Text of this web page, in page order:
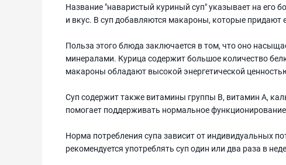
Название "наваристый куриный суп" указывает на
и вкус. В суп добавляются макароны, которые придают
Польза этого блюда заключается в том, что оно
минералами. Курица содержит большое количество
макароны обладают высокой энергетической
Суп содержит также витамины группы В, витамин А,
помогает поддерживать нормальное
Норма потребления супа зависит от индивидуальных
рекомендуется употреблять суп один или два раза в